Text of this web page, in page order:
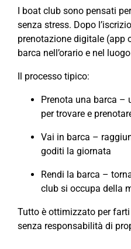
I boat club sono pensati
senza stress. Dopo
prenotazione digitale (app
barca nell’orario e nel
Il processo tipico:
Prenota una barca –
per trovare e
Vai in barca –
goditi la giornata
Rendi la barca –
club si occupa della
Tutto è ottimizzato per
senza responsabilità di